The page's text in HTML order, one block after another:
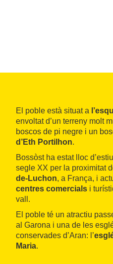
El poble està situat a
envoltat d’un terreny molt
boscos de pi negre i un
d’Eth Portilhon.
Bossòst ha estat lloc
segle XX per la proximitat
de-Luchon, a França, i
centres comercials i
vall.
El poble té un atractiu
al Garona i una de les
conservades d’Aran: l’
Maria.